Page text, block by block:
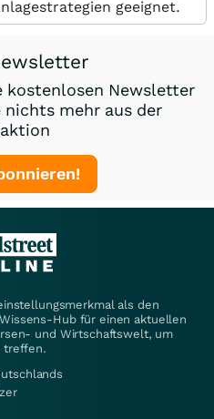
geeignet.
kostenlosen Newsletter
nichts mehr aus der
als den
Hub für einen aktuellen
und Wirtschaftswelt, um
treffen.